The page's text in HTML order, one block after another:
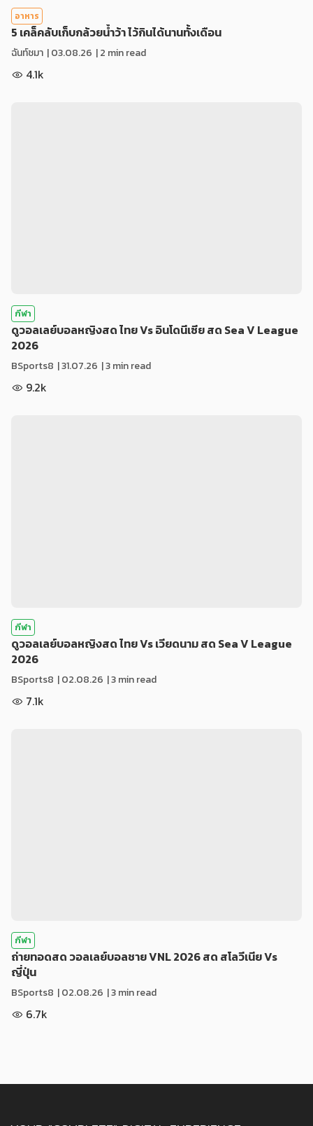
อาหาร
5 เคล็คลับเก็บกล้วยน้ำว้า ไว้กินได้นานทั้งเดือน
ฉันท์ชมา |03.08.26 | 2 min read
4.1k
กีฬา
ดูวอลเลย์บอลหญิงสด ไทย Vs อินโดนีเซีย สด Sea V League
2026
BSports8 |31.07.26 | 3 min read
9.2k
กีฬา
ดูวอลเลย์บอลหญิงสด ไทย Vs เวียดนาม สด Sea V League
2026
BSports8 |02.08.26 | 3 min read
7.1k
กีฬา
ถ่ายทอดสด วอลเลย์บอลชาย VNL 2026 สด สโลวีเนีย Vs
ญี่ปุ่น
BSports8 |02.08.26 | 3 min read
6.7k